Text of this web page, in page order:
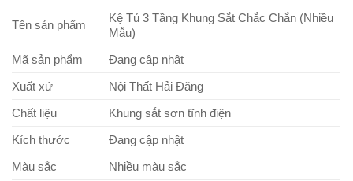
Tên sản phẩm
Kệ Tủ 3 Tầng Khung Sắt Chắc Chắn (Nhiều
Mẫu)
Mã sản phẩm
Đang cập nhật
Xuất xứ
Nội Thất Hải Đăng
Chất liệu
Khung sắt sơn tĩnh điện
Kích thước
Đang cập nhật
Màu sắc
Nhiều màu sắc